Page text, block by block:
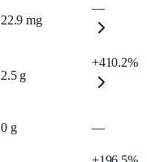
22.9 mg
—
2.5 g
+410.2%
0 g —